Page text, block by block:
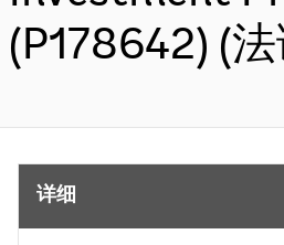
(P178642) (
详细